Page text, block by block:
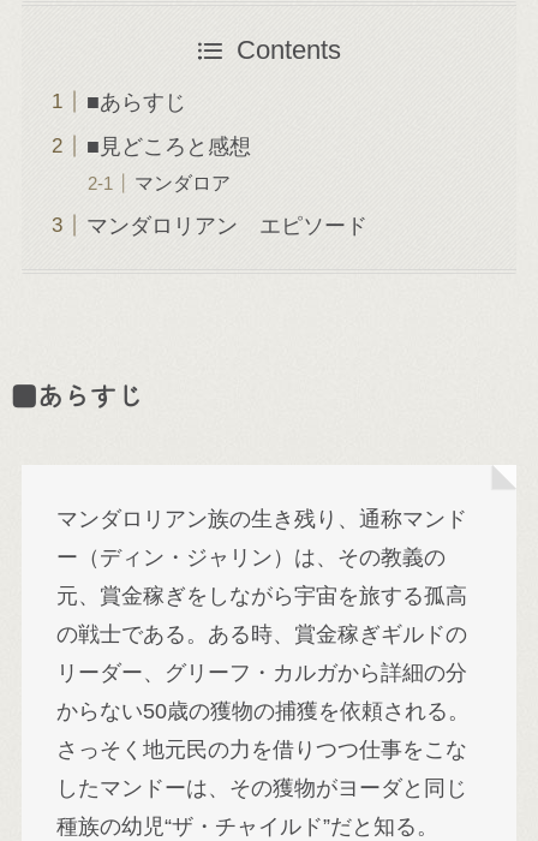
Contents
■あらすじ
■見どころと感想
マンダロア
マンダロリアン エピソード
■あらすじ
マンダロリアン族の生き残り、通称マンド
ー（ディン・ジャリン）は、その教義の
元、賞金稼ぎをしながら宇宙を旅する孤高
の戦士である。ある時、賞金稼ぎギルドの
リーダー、グリーフ・カルガから詳細の分
からない50歳の獲物の捕獲を依頼される。
さっそく地元民の力を借りつつ仕事をこな
したマンドーは、その獲物がヨーダと同じ
種族の幼児“ザ・チャイルド”だと知る。